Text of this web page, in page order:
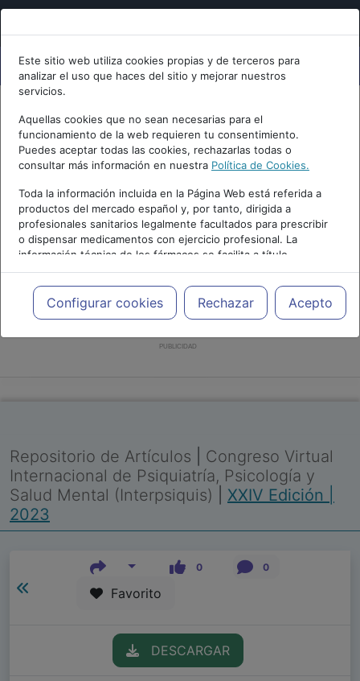
Este sitio web utiliza cookies propias y de terceros para
analizar el uso que haces del sitio y mejorar nuestros
servicios.
Aquellas cookies que no sean necesarias para el
funcionamiento de la web requieren tu consentimiento.
Puedes aceptar todas las cookies, rechazarlas todas o
consultar más información en nuestra Política de Cookies.
Toda la información incluida en la Página Web está referida a
productos del mercado español y, por tanto, dirigida a
profesionales sanitarios legalmente facultados para prescribir
o dispensar medicamentos con ejercicio profesional. La
información técnica de los fármacos se facilita a título
meramente informativo, siendo responsabilidad de los
profesionales facultados prescribir medicamentos y decidir, en
cada caso concreto, el tratamiento más adecuado a las
necesidades del paciente.
Configurar cookies Rechazar Acepto
PUBLICIDAD
Repositorio de Artículos
Congreso Virtual
Internacional de Psiquiatría, Psicología y
Salud Mental (Interpsiquis)
XXIV Edición |
2023
0 0
Favorito
DESCARGAR